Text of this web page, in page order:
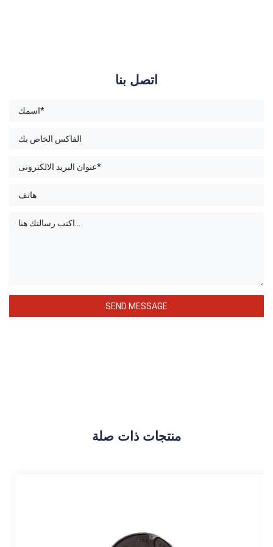
اتصل بنا
منتجات ذات صلة